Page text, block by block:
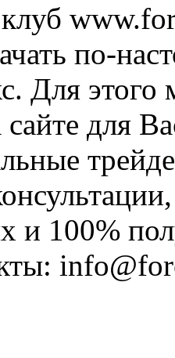
по-
Для этого
для
и 100%